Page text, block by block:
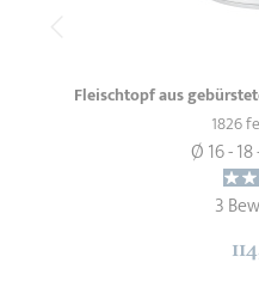
Fleischtopf aus
1826
Ø 16 -
3